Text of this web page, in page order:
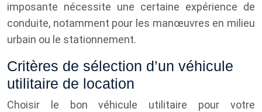
imposante nécessite une certaine expérience de
conduite, notamment pour les manœuvres en milieu
urbain ou le stationnement.
Critères de sélection d’un véhicule
utilitaire de location
Choisir le bon véhicule utilitaire pour votre